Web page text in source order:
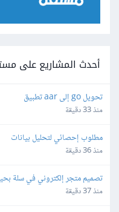
أحدث المشاريع على
تحويل go إلى aar تطبيق
منذ 33 دقيقة
مطلوب إحصائي لتحليل بيانات
منذ 36 دقيقة
تصميم متجر إلكتروني في سلة
منذ 37 دقيقة